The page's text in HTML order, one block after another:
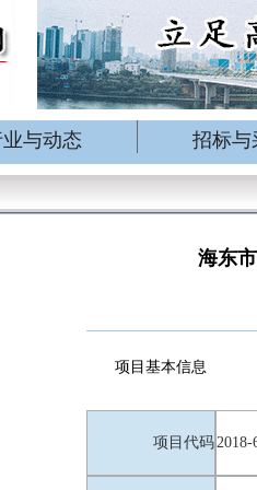
与动态 招标与
海东
项目基本信息
项目代码2018-